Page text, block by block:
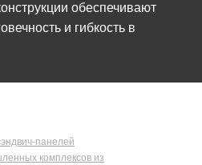
обеспечивают
и гибкость в
панелей
комплексов из